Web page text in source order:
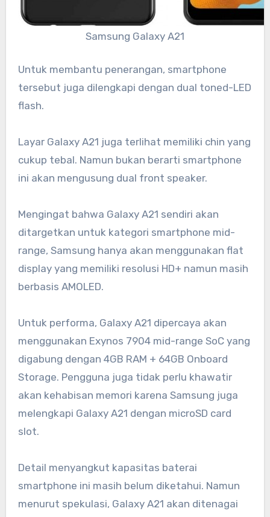
Samsung Galaxy A21
Untuk membantu penerangan, smartphone
tersebut juga dilengkapi dengan dual toned-LED
flash.
Layar Galaxy A21 juga terlihat memiliki chin yang
cukup tebal. Namun bukan berarti smartphone
ini akan mengusung dual front speaker.
Mengingat bahwa Galaxy A21 sendiri akan
ditargetkan untuk kategori smartphone mid-
range, Samsung hanya akan menggunakan flat
display yang memiliki resolusi HD+ namun masih
berbasis AMOLED.
Untuk performa, Galaxy A21 dipercaya akan
menggunakan Exynos 7904 mid-range SoC yang
digabung dengan 4GB RAM + 64GB Onboard
Storage. Pengguna juga tidak perlu khawatir
akan kehabisan memori karena Samsung juga
melengkapi Galaxy A21 dengan microSD card
slot.
Detail menyangkut kapasitas baterai
smartphone ini masih belum diketahui. Namun
menurut spekulasi, Galaxy A21 akan ditenagai